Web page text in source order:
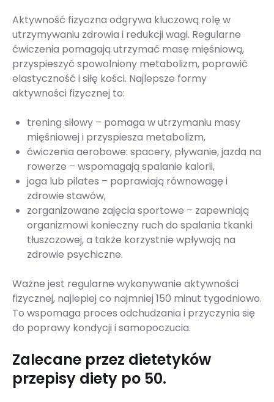
Aktywność fizyczna odgrywa kluczową rolę w
utrzymywaniu zdrowia i redukcji wagi. Regularne
ćwiczenia pomagają utrzymać masę mięśniową,
przyspieszyć spowolniony metabolizm, poprawić
elastyczność i siłę kości. Najlepsze formy
aktywności fizycznej to:
trening siłowy – pomaga w utrzymaniu masy
mięśniowej i przyspiesza metabolizm,
ćwiczenia aerobowe: spacery, pływanie, jazda na
rowerze – wspomagają spalanie kalorii,
joga lub pilates – poprawiają równowagę i
zdrowie stawów,
zorganizowane zajęcia sportowe – zapewniają
organizmowi konieczny ruch do spalania tkanki
tłuszczowej, a także korzystnie wpływają na
zdrowie psychiczne.
Ważne jest regularne wykonywanie aktywności
fizycznej, najlepiej co najmniej 150 minut tygodniowo.
To wspomaga proces odchudzania i przyczynia się
do poprawy kondycji i samopoczucia.
Zalecane przez dietetyków
przepisy diety po 50.